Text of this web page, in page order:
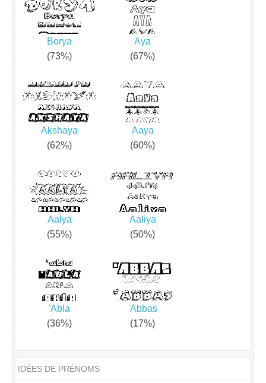
Borya
(73%)
Aya
(67%)
Akshaya
(62%)
Aaya
(60%)
Aalya
(55%)
Aaliya
(50%)
'Abla
(36%)
'Abbas
(17%)
IDÉES DE PRÉNOMS